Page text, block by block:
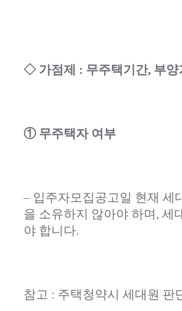
◇ 가점제 : 무주택기간, 부
① 무주택자 여부
– 입주자모집공고일 현재 세
을 소유하지 않아야 하며, 세
야 합니다.
참고 : 주택청약시 세대원 판